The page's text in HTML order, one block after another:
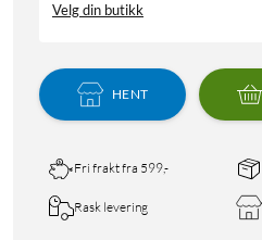
Velg din butikk
HENT
Fri frakt fra 599,-
Rask levering